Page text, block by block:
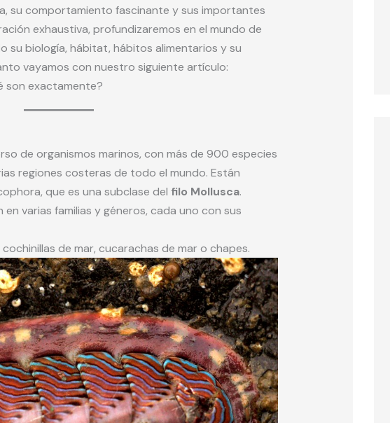
su comportamiento fascinante y sus importantes
exhaustiva, profundizaremos en el mundo de
su biología, hábitat, hábitos alimentarios y su
vayamos con nuestro siguiente artículo:
son exactamente?
de organismos marinos, con más de 900 especies
regiones costeras de todo el mundo. Están
que es una subclase del filo Mollusca.
varias familias y géneros, cada uno con sus
de mar, cucarachas de mar o chapes.